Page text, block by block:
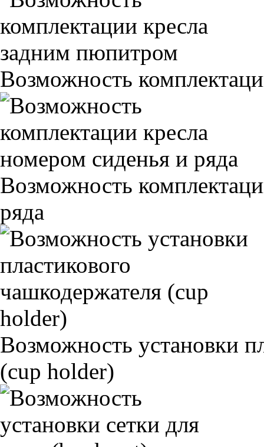
Возможность
Возможность
ряда
Возможность установки
(cup holder)